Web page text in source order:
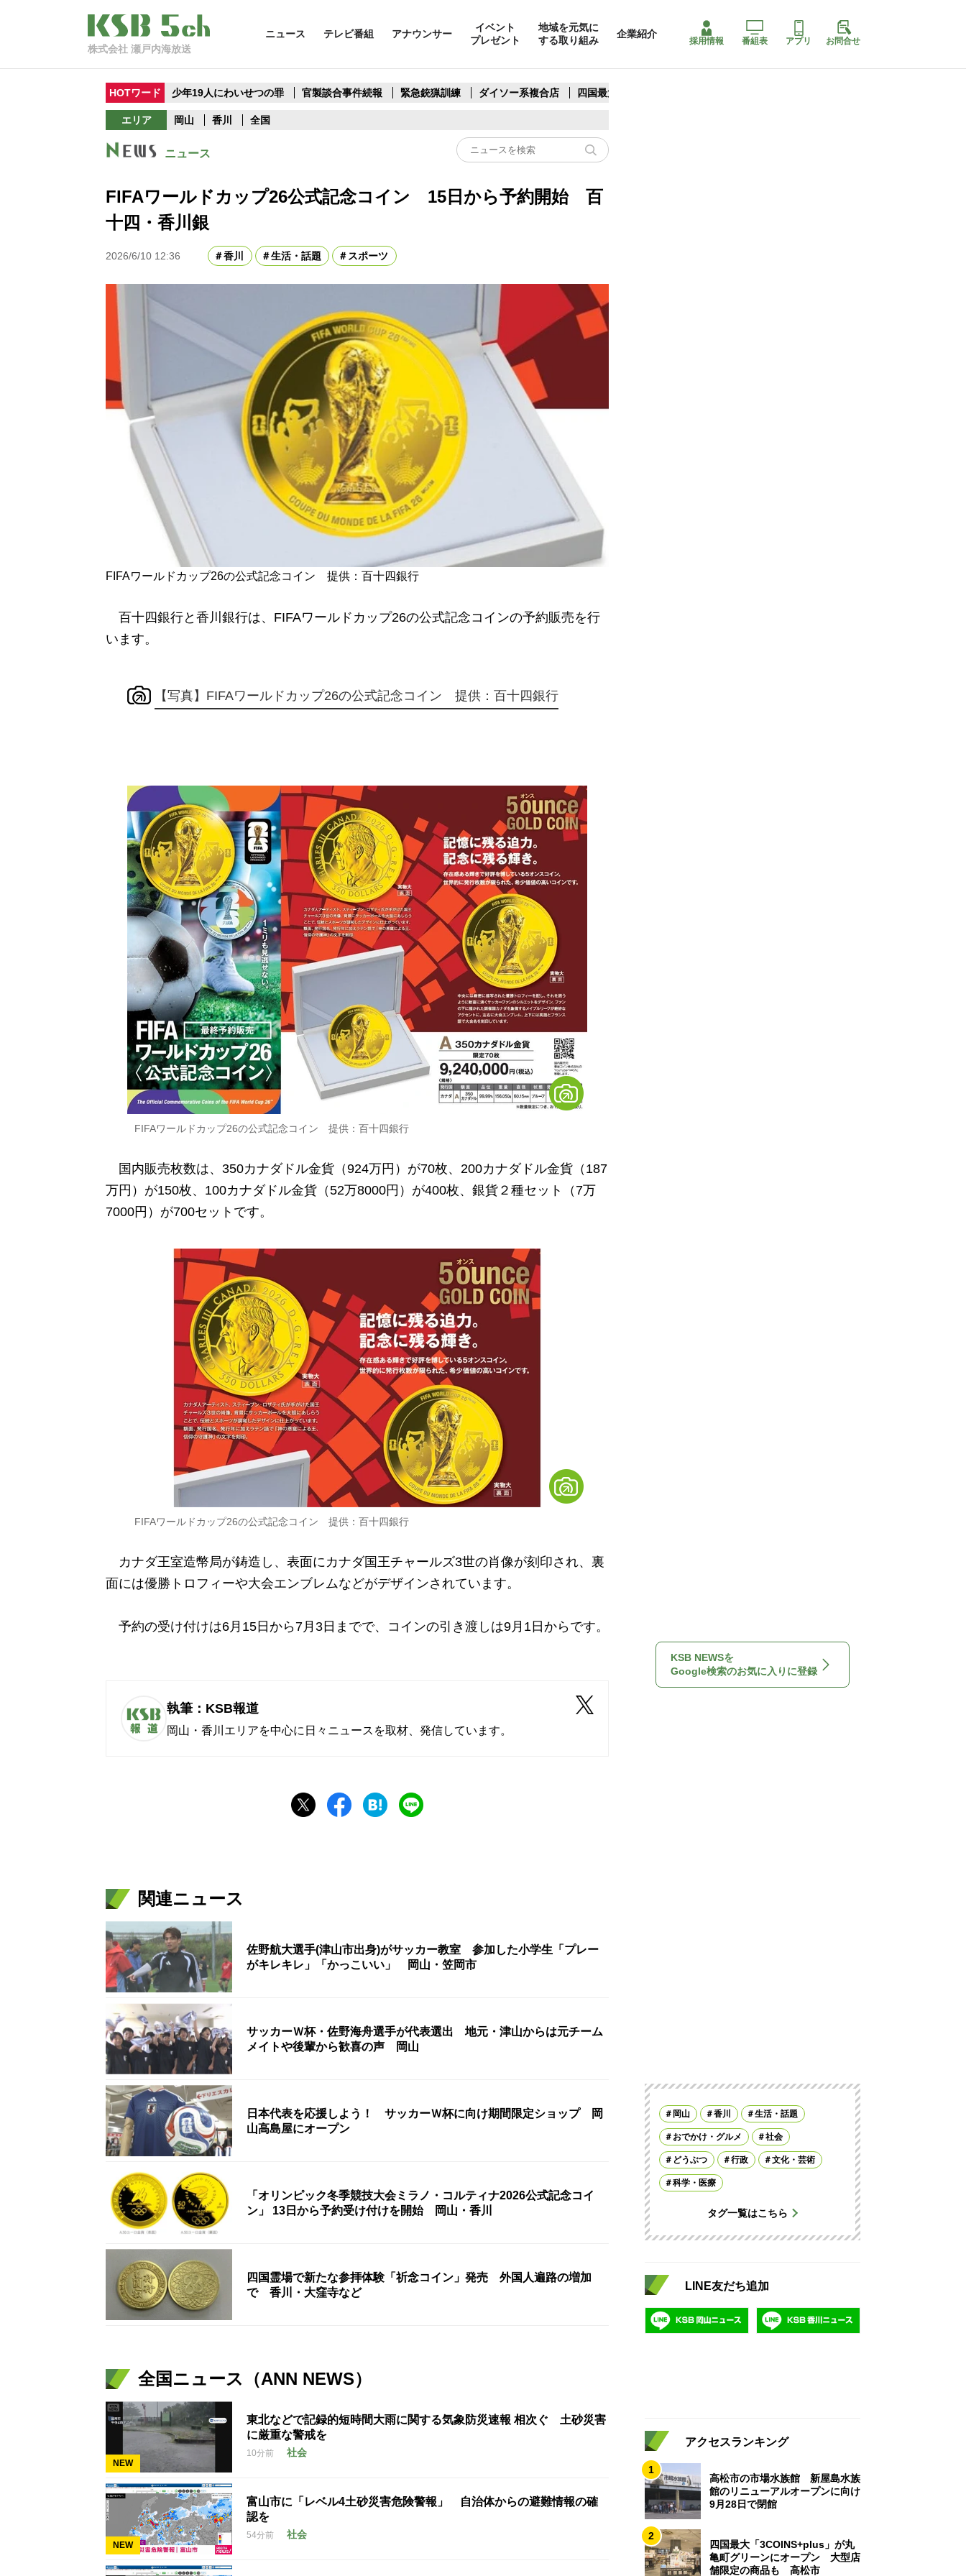
株式会社 瀬戸内海放送
ニュース テレビ番組 アナウンサー
イベント
プレゼント
地域を元気に
する取り組み
企業紹介
採用情報 番組表 アプリ お問合せ
HOTワード 少年19人にわいせつの罪 官製談合事件続報 緊急銃猟訓練 ダイソー系複合店 四国最大スリコ
エリア 岡山 香川 全国
ニュース
FIFAワールドカップ26公式記念コイン 15日から予約開始 百
十四・香川銀
2026/6/10 12:36 香川 生活・話題 スポーツ
FIFAワールドカップ26の公式記念コイン 提供：百十四銀行
百十四銀行と香川銀行は、FIFAワールドカップ26の公式記念コインの予約販売を行
います。
【写真】FIFAワールドカップ26の公式記念コイン 提供：百十四銀行
FIFAワールドカップ26の公式記念コイン 提供：百十四銀行
国内販売枚数は、350カナダドル金貨（924万円）が70枚、200カナダドル金貨（187
万円）が150枚、100カナダドル金貨（52万8000円）が400枚、銀貨２種セット（7万
7000円）が700セットです。
FIFAワールドカップ26の公式記念コイン 提供：百十四銀行
カナダ王室造幣局が鋳造し、表面にカナダ国王チャールズ3世の肖像が刻印され、裏
面には優勝トロフィーや大会エンブレムなどがデザインされています。
予約の受け付けは6月15日から7月3日までで、コインの引き渡しは9月1日からです。
執筆：KSB報道
岡山・香川エリアを中心に日々ニュースを取材、発信しています。
関連ニュース
佐野航大選手(津山市出身)がサッカー教室 参加した小学生「プレー
がキレキレ」「かっこいい」 岡山・笠岡市
サッカーＷ杯・佐野海舟選手が代表選出 地元・津山からは元チーム
メイトや後輩から歓喜の声 岡山
日本代表を応援しよう！ サッカーＷ杯に向け期間限定ショップ 岡
山高島屋にオープン
「オリンピック冬季競技大会ミラノ・コルティナ2026公式記念コイ
ン」 13日から予約受け付けを開始 岡山・香川
四国霊場で新たな参拝体験「祈念コイン」発売 外国人遍路の増加
で 香川・大窪寺など
全国ニュース（ANN NEWS）
NEW
東北などで記録的短時間大雨に関する気象防災速報 相次ぐ 土砂災害
に厳重な警戒を
10分前 社会
NEW
富山市に「レベル4土砂災害危険警報」 自治体からの避難情報の確
認を
54分前 社会
KSB NEWSを
Google検索のお気に入りに登録
岡山 香川 生活・話題
おでかけ・グルメ 社会
どうぶつ 行政 文化・芸術
科学・医療
タグ一覧はこちら
LINE友だち追加
アクセスランキング
1
高松市の市場水族館 新屋島水族
館のリニューアルオープンに向け
9月28日で閉館
2
四国最大「3COINS+plus」が丸
亀町グリーンにオープン 大型店
舗限定の商品も 高松市